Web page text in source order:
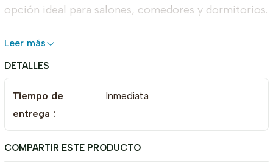
opción ideal para salones, comedores y dormitorios.
Añade un toque de distinción a tu hogar con la
elegancia de tus espacios y la calidad de tu
decoración.
Dimensiones
Alto: 18 cm
Leer más
DETALLES
Tiempo de
entrega :
Inmediata
COMPARTIR ESTE PRODUCTO